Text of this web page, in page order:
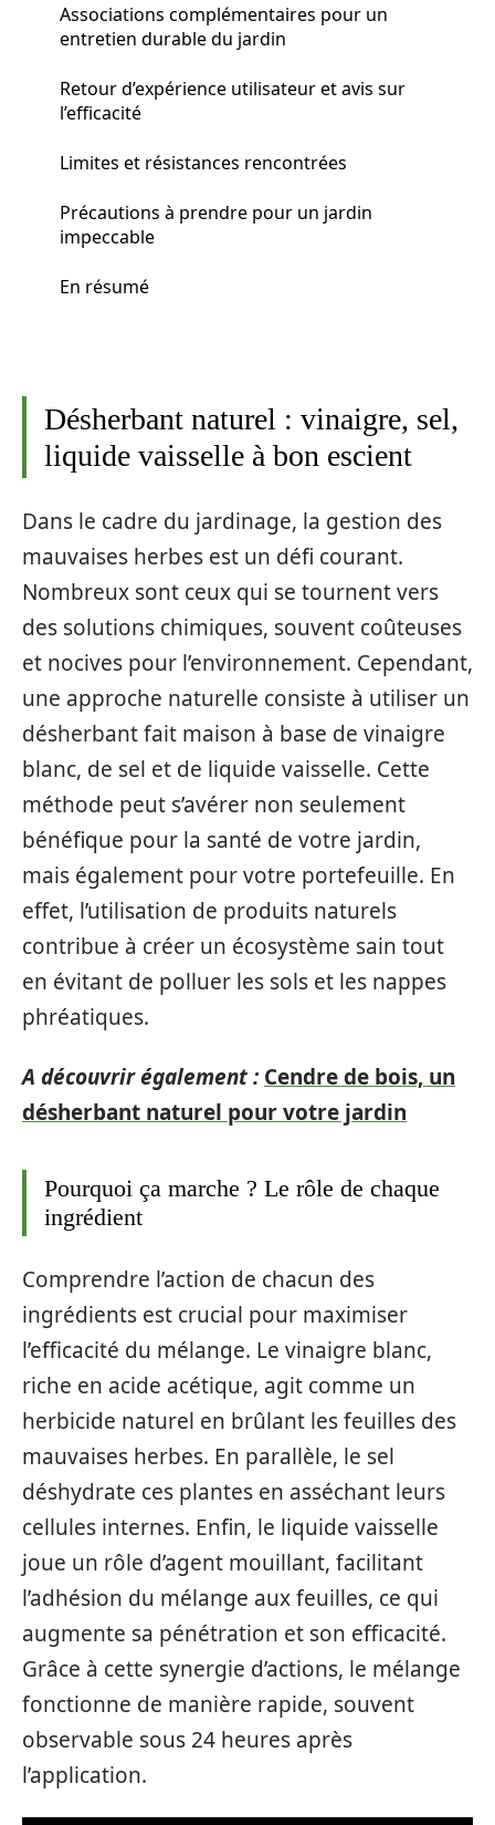
Associations complémentaires pour un
entretien durable du jardin
Retour d’expérience utilisateur et avis sur
l’efficacité
Limites et résistances rencontrées
Précautions à prendre pour un jardin
impeccable
En résumé
Désherbant naturel : vinaigre, sel,
liquide vaisselle à bon escient
Dans le cadre du jardinage, la gestion des
mauvaises herbes est un défi courant.
Nombreux sont ceux qui se tournent vers
des solutions chimiques, souvent coûteuses
et nocives pour l’environnement. Cependant,
une approche naturelle consiste à utiliser un
désherbant fait maison à base de vinaigre
blanc, de sel et de liquide vaisselle. Cette
méthode peut s’avérer non seulement
bénéfique pour la santé de votre jardin,
mais également pour votre portefeuille. En
effet, l’utilisation de produits naturels
contribue à créer un écosystème sain tout
en évitant de polluer les sols et les nappes
phréatiques.
A découvrir également : Cendre de bois, un
désherbant naturel pour votre jardin
Pourquoi ça marche ? Le rôle de chaque
ingrédient
Comprendre l’action de chacun des
ingrédients est crucial pour maximiser
l’efficacité du mélange. Le vinaigre blanc,
riche en acide acétique, agit comme un
herbicide naturel en brûlant les feuilles des
mauvaises herbes. En parallèle, le sel
déshydrate ces plantes en asséchant leurs
cellules internes. Enfin, le liquide vaisselle
joue un rôle d’agent mouillant, facilitant
l’adhésion du mélange aux feuilles, ce qui
augmente sa pénétration et son efficacité.
Grâce à cette synergie d’actions, le mélange
fonctionne de manière rapide, souvent
observable sous 24 heures après
l’application.